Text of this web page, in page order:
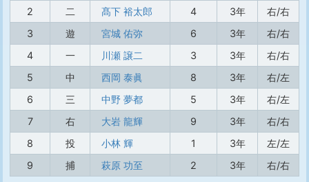
2
二 髙下 裕太郎 4 3年
右/右
3
遊 宮城 佑弥 6 3年
右/右
4
一 川瀬 譲二 3 3年
右/右
5
中 西岡 泰眞 8 3年
右/左
6
三 中野 夢都 5 3年
右/左
7
右 大岩 龍輝 9 3年
右/右
8
投 小林 輝 1 3年
左/左
9
捕 萩原 功至 2 3年 右/右